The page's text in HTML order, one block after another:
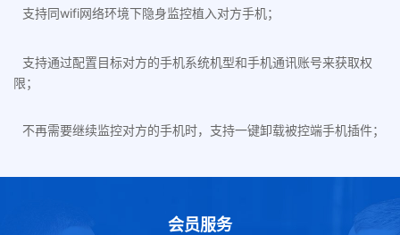
支持同wifi网络环境下隐身监控植入对方手机；
支持通过配置目标对方的手机系统机型和手机通讯账号来获取权
限；
不再需要继续监控对方的手机时，支持一键卸载被控端手机插件；
会员服务